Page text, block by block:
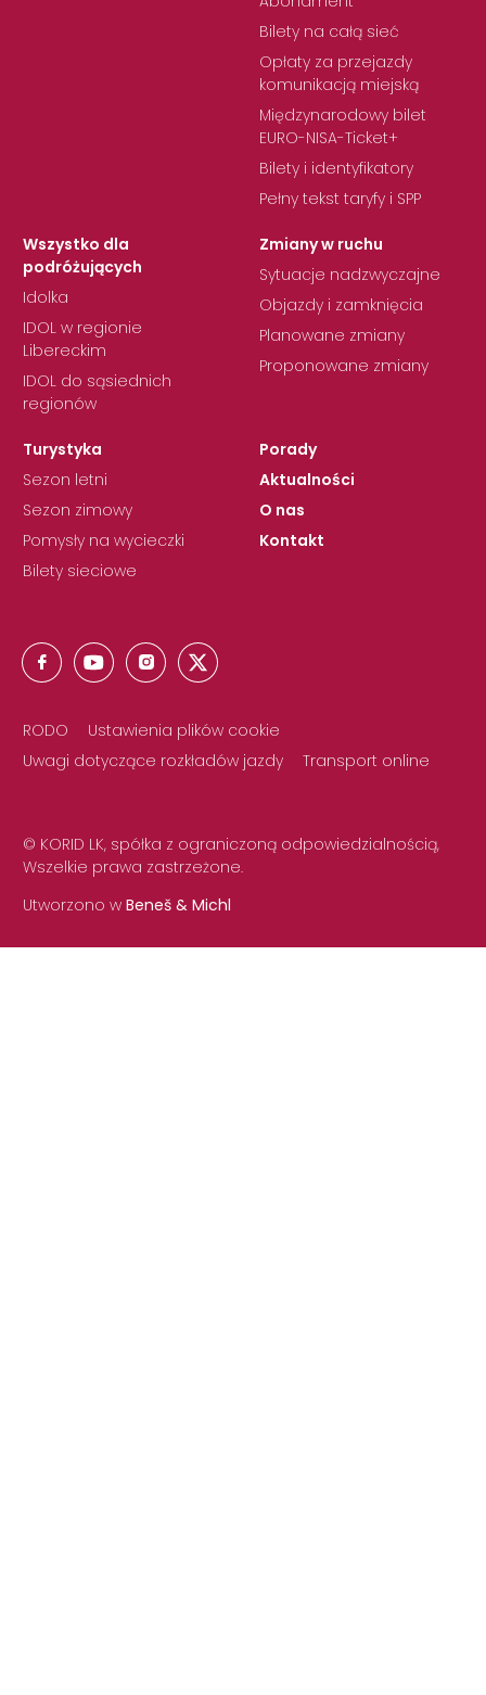
Bilety na całą sieć
Opłaty za przejazdy
komunikacją miejską
Międzynarodowy bilet
EURO-NISA-Ticket+
Bilety i identyfikatory
Pełny tekst taryfy i SPP
Wszystko dla
podróżujących
Idolka
IDOL w regionie
Libereckim
IDOL do sąsiednich
regionów
Zmiany w ruchu
Sytuacje nadzwyczajne
Objazdy i zamknięcia
Planowane zmiany
Proponowane zmiany
Turystyka
Sezon letni
Sezon zimowy
Pomysły na wycieczki
Bilety sieciowe
Porady
Aktualności
O nas
Kontakt
RODO
Ustawienia plików cookie
Uwagi dotyczące rozkładów jazdy
Transport online
© KORID LK, spółka z ograniczoną odpowiedzialnością,
Wszelkie prawa zastrzeżone.
Utworzono w Beneš & Michl